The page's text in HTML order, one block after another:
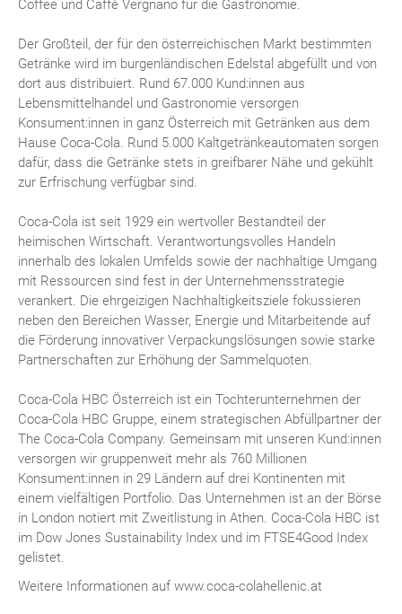
Coffee und Caffè Vergnano für die Gastronomie.
Der Großteil, der für den österreichischen Markt bestimmten
Getränke wird im burgenländischen Edelstal abgefüllt und von
dort aus distribuiert. Rund 67.000 Kund:innen aus
Lebensmittelhandel und Gastronomie versorgen
Konsument:innen in ganz Österreich mit Getränken aus dem
Hause Coca-Cola. Rund 5.000 Kaltgetränkeautomaten sorgen
dafür, dass die Getränke stets in greifbarer Nähe und gekühlt
zur Erfrischung verfügbar sind.
Coca-Cola ist seit 1929 ein wertvoller Bestandteil der
heimischen Wirtschaft. Verantwortungsvolles Handeln
innerhalb des lokalen Umfelds sowie der nachhaltige Umgang
mit Ressourcen sind fest in der Unternehmensstrategie
verankert. Die ehrgeizigen Nachhaltigkeitsziele fokussieren
neben den Bereichen Wasser, Energie und Mitarbeitende auf
die Förderung innovativer Verpackungslösungen sowie starke
Partnerschaften zur Erhöhung der Sammelquoten.
Coca-Cola HBC Österreich ist ein Tochterunternehmen der
Coca-Cola HBC Gruppe, einem strategischen Abfüllpartner der
The Coca-Cola Company. Gemeinsam mit unseren Kund:innen
versorgen wir gruppenweit mehr als 760 Millionen
Konsument:innen in 29 Ländern auf drei Kontinenten mit
einem vielfältigen Portfolio. Das Unternehmen ist an der Börse
in London notiert mit Zweitlistung in Athen. Coca-Cola HBC ist
im Dow Jones Sustainability Index und im FTSE4Good Index
gelistet.
Weitere Informationen auf www.coca-colahellenic.at